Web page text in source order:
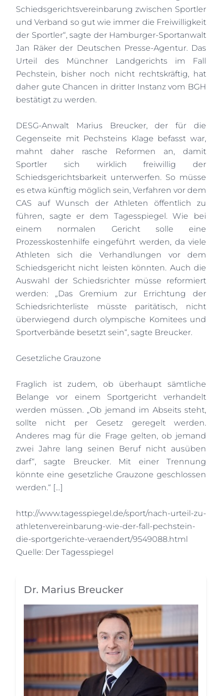
Schiedsgerichtsvereinbarung zwischen Sportler
und Verband so gut wie immer die Freiwilligkeit
der Sportler“, sagte der Hamburger-Sportanwalt
Jan Räker der Deutschen Presse-Agentur. Das
Urteil des Münchner Landgerichts im Fall
Pechstein, bisher noch nicht rechtskräftig, hat
daher gute Chancen in dritter Instanz vom BGH
bestätigt zu werden.
DESG-Anwalt Marius Breucker, der für die
Gegenseite mit Pechsteins Klage befasst war,
mahnt daher rasche Reformen an, damit
Sportler sich wirklich freiwillig der
Schiedsgerichtsbarkeit unterwerfen. So müsse
es etwa künftig möglich sein, Verfahren vor dem
CAS auf Wunsch der Athleten öffentlich zu
führen, sagte er dem Tagesspiegel. Wie bei
einem normalen Gericht solle eine
Prozesskostenhilfe eingeführt werden, da viele
Athleten sich die Verhandlungen vor dem
Schiedsgericht nicht leisten könnten. Auch die
Auswahl der Schiedsrichter müsse reformiert
werden: „Das Gremium zur Errichtung der
Schiedsrichterliste müsste paritätisch, nicht
überwiegend durch olympische Komitees und
Sportverbände besetzt sein“, sagte Breucker.
Gesetzliche Grauzone
Fraglich ist zudem, ob überhaupt sämtliche
Belange vor einem Sportgericht verhandelt
werden müssen. „Ob jemand im Abseits steht,
sollte nicht per Gesetz geregelt werden.
Anderes mag für die Frage gelten, ob jemand
zwei Jahre lang seinen Beruf nicht ausüben
darf“, sagte Breucker. Mit einer Trennung
könnte eine gesetzliche Grauzone geschlossen
werden.“ […]
http://www.tagesspiegel.de/sport/nach-urteil-zu-
athletenvereinbarung-wie-der-fall-pechstein-
die-sportgerichte-veraendert/9549088.html
Quelle: Der Tagesspiegel
Dr. Marius Breucker